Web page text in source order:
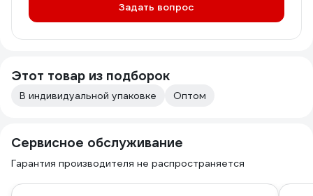
Задать вопрос
Этот товар из подборок
В индивидуальной упаковке Оптом
Сервисное обслуживание
Гарантия производителя не распространяется